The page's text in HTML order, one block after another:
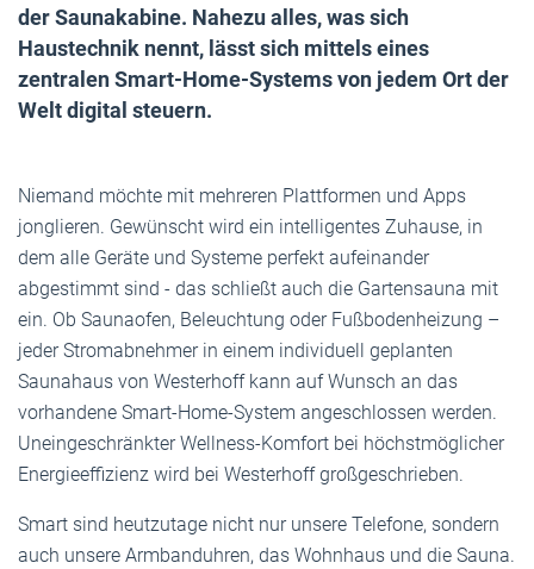
der Saunakabine. Nahezu alles, was sich
Haustechnik nennt, lässt sich mittels eines
zentralen Smart-Home-Systems von jedem Ort der
Welt digital steuern.
Niemand möchte mit mehreren Plattformen und Apps
jonglieren. Gewünscht wird ein intelligentes Zuhause, in
dem alle Geräte und Systeme perfekt aufeinander
abgestimmt sind - das schließt auch die Gartensauna mit
ein. Ob Saunaofen, Beleuchtung oder Fußbodenheizung –
jeder Stromabnehmer in einem individuell geplanten
Saunahaus von Westerhoff kann auf Wunsch an das
vorhandene Smart-Home-System angeschlossen werden.
Uneingeschränkter Wellness-Komfort bei höchstmöglicher
Energieeffizienz wird bei Westerhoff großgeschrieben.
Smart sind heutzutage nicht nur unsere Telefone, sondern
auch unsere Armbanduhren, das Wohnhaus und die Sauna.